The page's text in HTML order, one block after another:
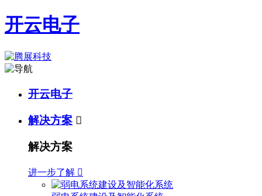
开云电子
开云电子
解决方案 
解决方案
进一步了解 